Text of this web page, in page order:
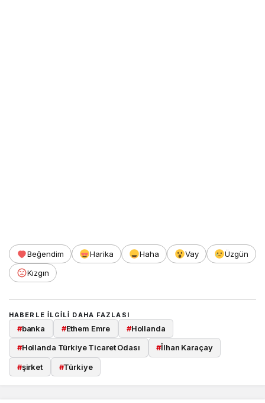
Beğendim Harika Haha Vay
Üzgün
Kızgın
HABERLE ILGILI DAHA FAZLASI
#banka #Ethem Emre #Hollanda
#Hollanda Türkiye Ticaret Odası #İlhan Karaçay
#şirket #Türkiye